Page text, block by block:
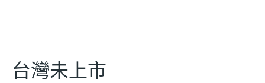
台灣未上市